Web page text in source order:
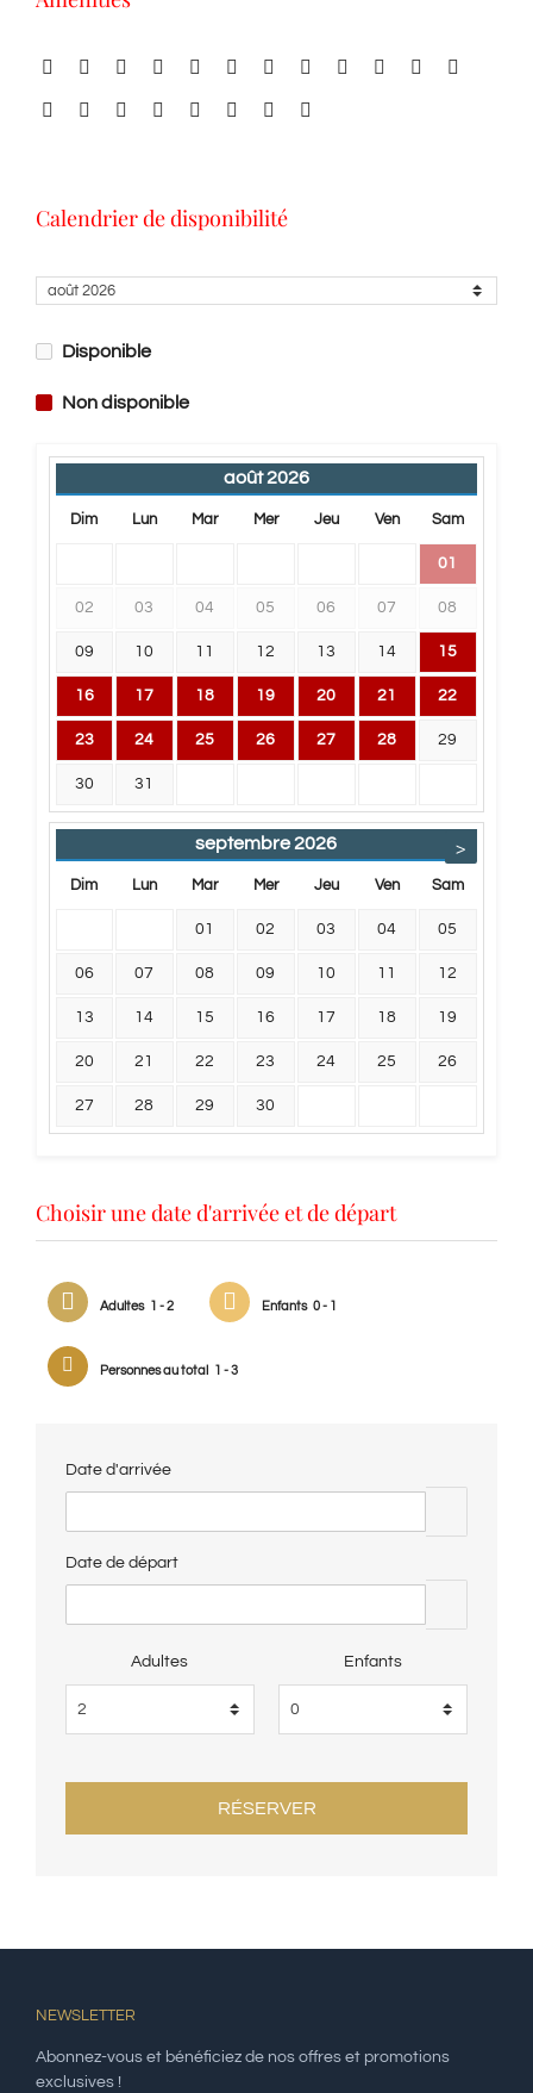
Calendrier de disponibilité
Disponible
Non disponible
août2026
Dim Lun Mar Mer Jeu Ven Sam
01
02 03 04 05 06 07 08
09 10 11 12 13 14 15
16 17 18 19 20 21 22
23 24 25 26 27 28 29
30 31
septembre2026 >
Dim Lun Mar Mer Jeu Ven Sam
01 02 03 04 05
06 07 08 09 10 11 12
13 14 15 16 17 18 19
20 21 22 23 24 25 26
27 28 29 30
Choisir une date d'arrivée et de départ
Adultes 1 - 2 Enfants 0 - 1
Personnes au total 1 - 3
Date d'arrivée
Date de départ
Adultes Enfants
NEWSLETTER
Abonnez-vous et bénéficiez de nos offres et promotions
exclusives !